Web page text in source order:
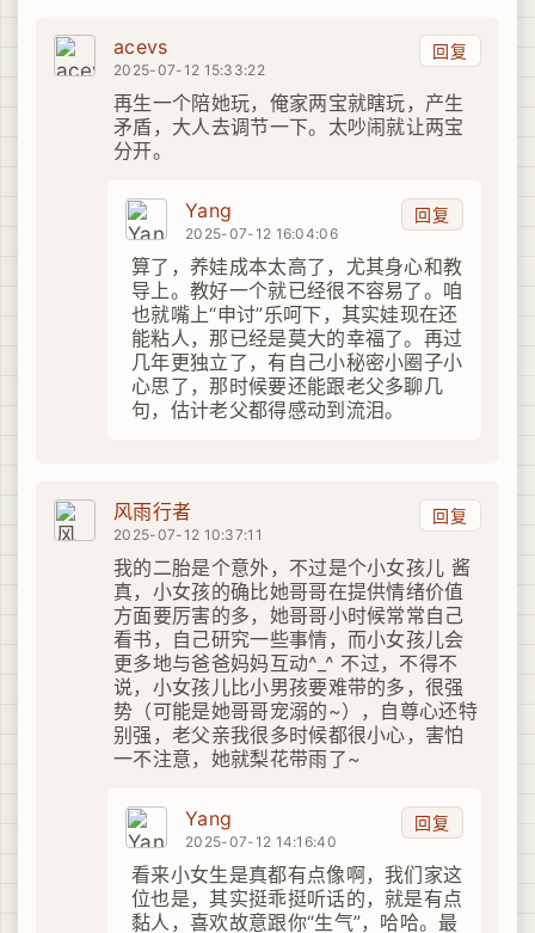
回复
acevs
2025-07-12 15:33:22
再生一个陪她玩，俺家两宝就瞎玩，产生
矛盾，大人去调节一下。太吵闹就让两宝
分开。
回复
Yang
2025-07-12 16:04:06
算了，养娃成本太高了，尤其身心和教
导上。教好一个就已经很不容易了。咱
也就嘴上“申讨”乐呵下，其实娃现在还
能粘人，那已经是莫大的幸福了。再过
几年更独立了，有自己小秘密小圈子小
心思了，那时候要还能跟老父多聊几
句，估计老父都得感动到流泪。
回复
风雨行者
2025-07-12 10:37:11
我的二胎是个意外，不过是个小女孩儿 酱
真，小女孩的确比她哥哥在提供情绪价值
方面要厉害的多，她哥哥小时候常常自己
看书，自己研究一些事情，而小女孩儿会
更多地与爸爸妈妈互动^_^ 不过，不得不
说，小女孩儿比小男孩要难带的多，很强
势（可能是她哥哥宠溺的~），自尊心还特
别强，老父亲我很多时候都很小心，害怕
一不注意，她就梨花带雨了~
回复
Yang
2025-07-12 14:16:40
看来小女生是真都有点像啊，我们家这
位也是，其实挺乖挺听话的，就是有点
黏人，喜欢故意跟你“生气”，哈哈。最